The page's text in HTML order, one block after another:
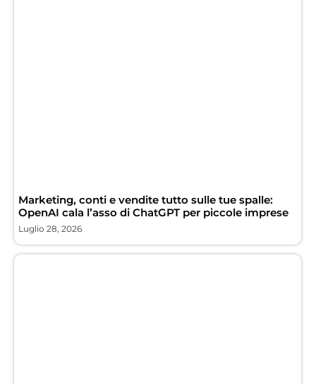
Marketing, conti e vendite tutto sulle tue spalle:
OpenAI cala l’asso di ChatGPT per piccole imprese
Luglio 28, 2026